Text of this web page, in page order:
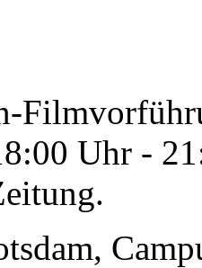
Uhr -